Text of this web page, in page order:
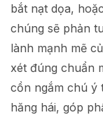
bắt nạt dọa,
chúng sẽ phản
lành mạnh mẽ
xét đúng chuẩn
cồn ngắm chú ý
hăng hái, góp